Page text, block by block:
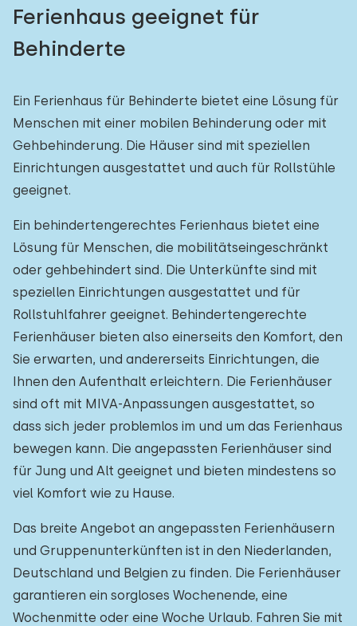
Ferienhaus geeignet für
Behinderte
Ein Ferienhaus für Behinderte bietet eine Lösung für
Menschen mit einer mobilen Behinderung oder mit
Gehbehinderung. Die Häuser sind mit speziellen
Einrichtungen ausgestattet und auch für Rollstühle
geeignet.
Ein behindertengerechtes Ferienhaus bietet eine
Lösung für Menschen, die mobilitätseingeschränkt
oder gehbehindert sind. Die Unterkünfte sind mit
speziellen Einrichtungen ausgestattet und für
Rollstuhlfahrer geeignet. Behindertengerechte
Ferienhäuser bieten also einerseits den Komfort, den
Sie erwarten, und andererseits Einrichtungen, die
Ihnen den Aufenthalt erleichtern. Die Ferienhäuser
sind oft mit MIVA-Anpassungen ausgestattet, so
dass sich jeder problemlos im und um das Ferienhaus
bewegen kann. Die angepassten Ferienhäuser sind
für Jung und Alt geeignet und bieten mindestens so
viel Komfort wie zu Hause.
Das breite Angebot an angepassten Ferienhäusern
und Gruppenunterkünften ist in den Niederlanden,
Deutschland und Belgien zu finden. Die Ferienhäuser
garantieren ein sorgloses Wochenende, eine
Wochenmitte oder eine Woche Urlaub. Fahren Sie mit